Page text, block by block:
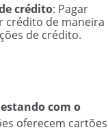
crédito: Pagar
crédito de maneira
de crédito.
com o
oferecem cartões